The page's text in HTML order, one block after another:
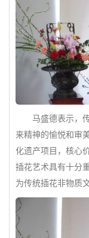
马盛德表示，
来精神的愉悦和审
化遗产项目，核心
插花艺术具有十分
为传统插花非物质